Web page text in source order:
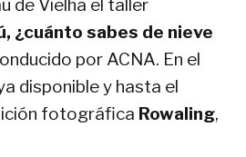
de Vielha el taller
¿cuánto sabes de nieve
por ACNA. En el
disponible y hasta el
fotográfica Rowaling,